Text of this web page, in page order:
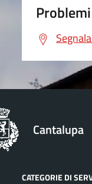
Cantalupa
CATEGORIE DI